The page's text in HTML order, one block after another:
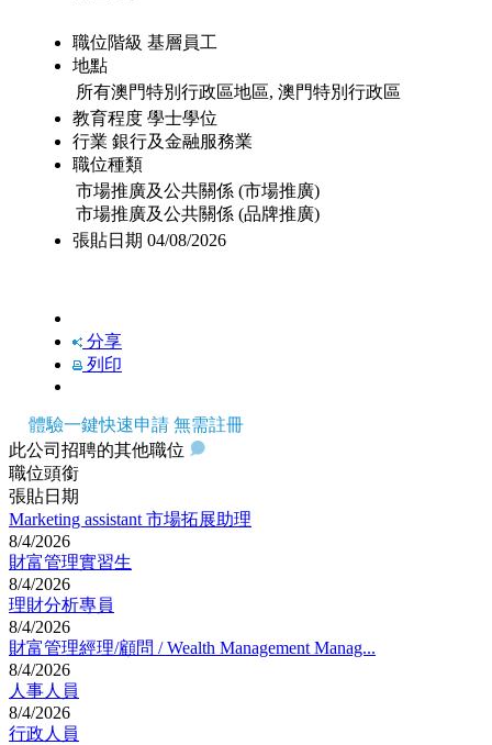
職位階級 基層員工
地點
所有澳門特別行政區地區, 澳門特別行政區
教育程度 學士學位
行業 銀行及金融服務業
職位種類
市場推廣及公共關係 (市場推廣)
市場推廣及公共關係 (品牌推廣)
張貼日期 04/08/2026
分享
列印
體驗一鍵快速申請 無需註冊
此公司招聘的其他職位
職位頭銜
張貼日期
Marketing assistant 市場拓展助理
8/4/2026
財富管理實習生
8/4/2026
理財分析專員
8/4/2026
財富管理經理/顧問 / Wealth Management Manag...
8/4/2026
人事人員
8/4/2026
行政人員